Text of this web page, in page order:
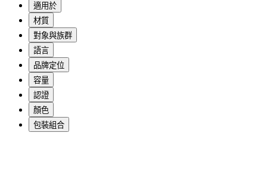
適用於
材質
對象與族群
語言
品牌定位
容量
認證
顏色
包裝組合